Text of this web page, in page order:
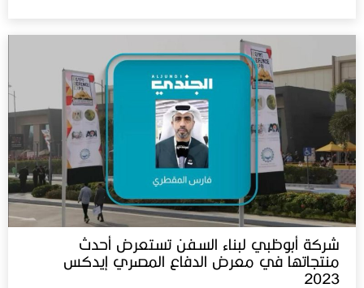
شركة أبوظبي لبناء السفن تستعرض أحدث
منتجاتها في معرض الدفاع المصري إيدكس‬⁩
2023